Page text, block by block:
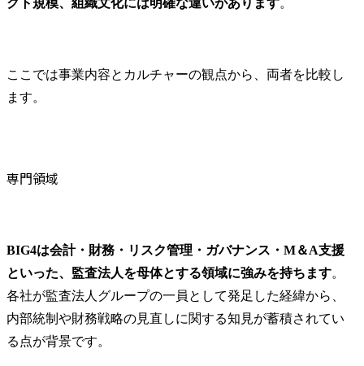
クト規模、組織文化には明確な違いがあります。
ここでは事業内容とカルチャーの観点から、両者を比較し
ます。
専門領域
BIG4は会計・財務・リスク管理・ガバナンス・M＆A支援
といった、監査法人を母体とする領域に強みを持ちます。
各社が監査法人グループの一員として発足した経緯から、
内部統制や財務戦略の見直しに関する知見が蓄積されてい
る点が背景です。